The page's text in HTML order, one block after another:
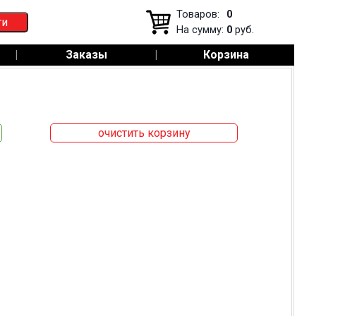
Товаров:
0
На сумму: 0 руб.
| Заказы | Корзина
очистить корзину